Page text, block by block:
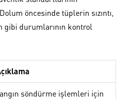
öncesinde tüplerin sızıntı,
gibi durumlarının kontrol
söndürme işlemleri için